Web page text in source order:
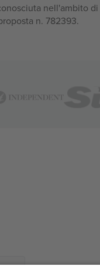
nell'ambito
n. 782393.